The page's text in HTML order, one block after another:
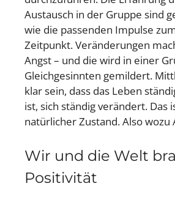
Austausch in der Gruppe sind
wie die passenden Impulse
Zeitpunkt. Veränderungen
Angst – und die wird in einer
Gleichgesinnten gemildert.
klar sein, dass das Leben
ist, sich ständig verändert. Das
natürlicher Zustand. Also wozu
Wir und die Welt
Positivität